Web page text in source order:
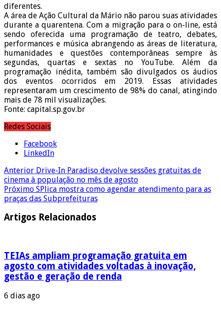
diferentes.
A área de Ação Cultural da Mário não parou suas atividades
durante a quarentena. Com a migração para o on-line, está
sendo oferecida uma programação de teatro, debates,
performances e música abrangendo as áreas de literatura,
humanidades e questões contemporâneas sempre às
segundas, quartas e sextas no YouTube. Além da
programação inédita, também são divulgados os áudios
dos eventos ocorridos em 2019. Essas atividades
representaram um crescimento de 98% do canal, atingindo
mais de 78 mil visualizações.
Fonte: capital.sp.gov.br
Redes Sociais
Facebook
LinkedIn
Anterior Drive-In Paradiso devolve sessões gratuitas de
cinema à população no mês de agosto
Próximo SPlica mostra como agendar atendimento para as
praças das Subprefeituras
Artigos Relacionados
TEIAs ampliam programação gratuita em
agosto com atividades voltadas à inovação,
gestão e geração de renda
6 dias ago